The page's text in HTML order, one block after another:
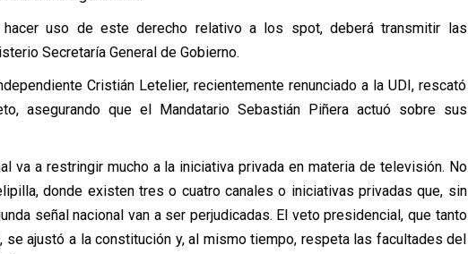
uso de este derecho relativo a los spot, deberá transmitir las
Secretaría General de Gobierno.
Cristián Letelier, recientemente renunciado a la UDI, rescató
asegurando que el Mandatario Sebastián Piñera actuó sobre sus
va a restringir mucho a la iniciativa privada en materia de televisión. No
donde existen tres o cuatro canales o iniciativas privadas que, sin
señal nacional van a ser perjudicadas. El veto presidencial, que tanto
se ajustó a la constitución y, al mismo tiempo, respeta las facultades del